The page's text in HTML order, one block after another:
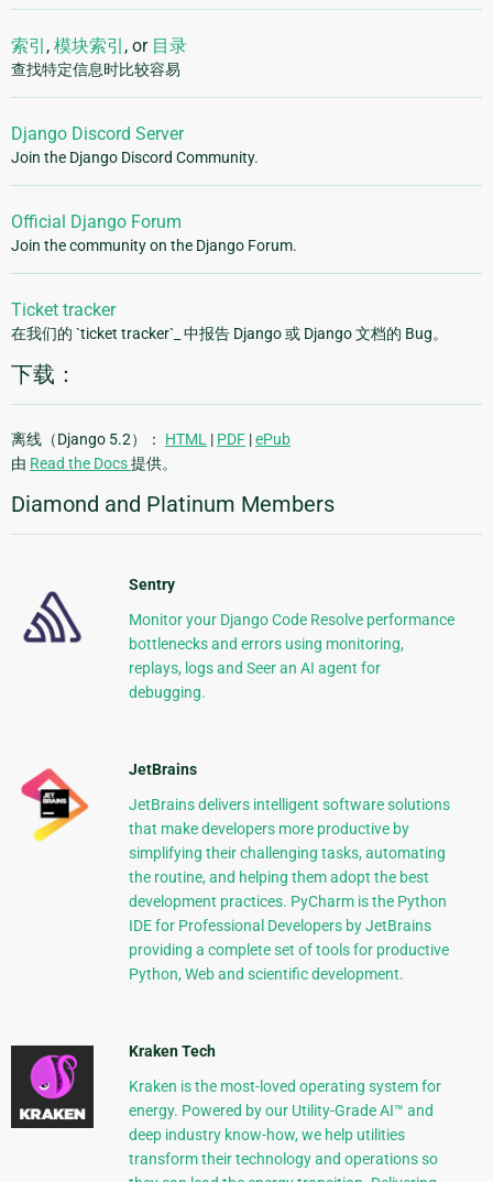
索引 , 模块索引 , or 目录
查找特定信息时比较容易
Django Discord Server
Join the Django Discord Community.
Official Django Forum
Join the community on the Django Forum.
Ticket tracker
在我们的 `ticket tracker`_ 中报告 Django 或 Django 文档的 Bug。
下载：
离线（Django 5.2）： HTML | PDF |ePub
由 Read the Docs提供。
Diamond and Platinum Members
Sentry
Monitor your Django Code Resolve performance
bottlenecks and errors using monitoring,
replays, logs and Seer an AI agent for
debugging.
JetBrains
JetBrains delivers intelligent software solutions
that make developers more productive by
simplifying their challenging tasks, automating
the routine, and helping them adopt the best
development practices. PyCharm is the Python
IDE for Professional Developers by JetBrains
providing a complete set of tools for productive
Python, Web and scientific development.
Kraken Tech
Kraken is the most-loved operating system for
energy. Powered by our Utility-Grade AI™ and
deep industry know-how, we help utilities
transform their technology and operations so